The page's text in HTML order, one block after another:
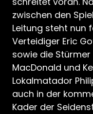
zwischen den
Leitung steht nun
Verteidiger Eric
sowie die
MacDonald und
Lokalmatador
auch in der
Kader der